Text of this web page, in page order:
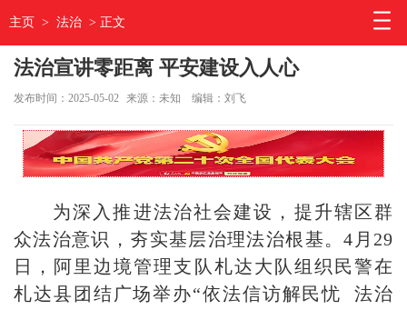
主页 > 法治 > 正文
法治宣讲零距离 平安建设入人心
发布时间：2025-05-02 来源：未知 编辑：刘飞
为深入推进法治社会建设，提升辖区群
众法治意识，夯实基层治理法治根基。4月29
日，阿里边境管理支队札达大队组织民警在
札达县团结广场举办“依法信访解民忧 法治